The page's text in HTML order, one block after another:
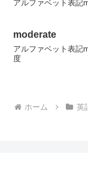
アルファベット表記
moderate
アルファベット表記
度
ホーム 英